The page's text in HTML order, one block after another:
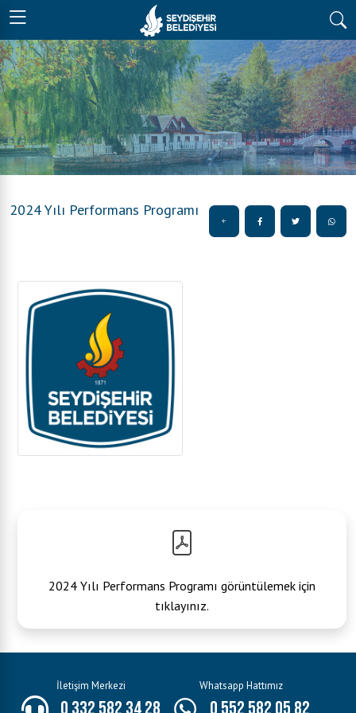
2024 Yılı Performans Programı
2024 Yılı Performans Programı görüntülemek için
tıklayınız.
İletişim Merkezi Whatsapp Hattımız